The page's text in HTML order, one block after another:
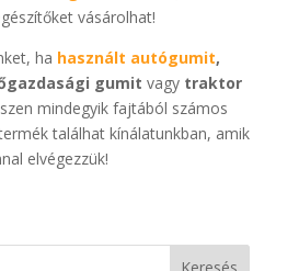
vásárolhat!
ha használt autógumit,
gumit vagytraktor
mindegyik fajtából számos
találhat kínálatunkban, amik
elvégezzük!